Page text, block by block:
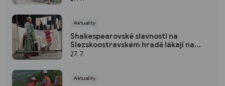
Aktuality
Shakespearovské slavnosti na
Slezskoostravském hradě lákají na
hvězdné obsazení i letní atmosféru
27. 7.
Aktuality